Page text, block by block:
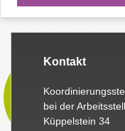
Kontakt
bei der
Küppelstein 34